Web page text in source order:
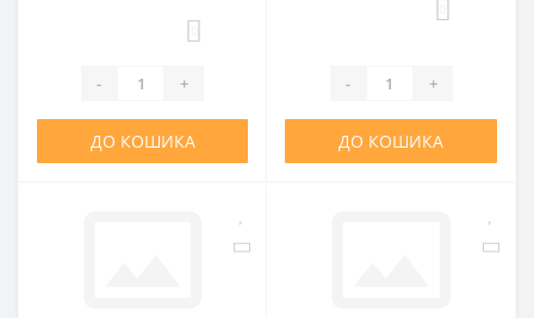
- +
ДО КОШИКА
- +
ДО КОШИКА